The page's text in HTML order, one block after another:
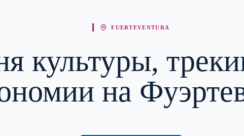
FUERTEVENTURA
культуры,
на